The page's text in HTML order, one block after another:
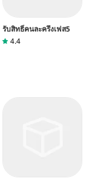
รับสิทธิ์คนละครึ่งเฟส5
4.4